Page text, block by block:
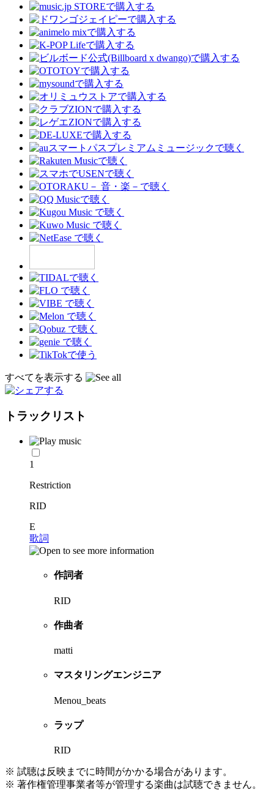
すべてを表示する
トラックリスト
1
Restriction
RID
E
歌詞
作詞者
RID
作曲者
matti
マスタリングエンジニア
Menou_beats
ラップ
RID
※ 試聴は反映までに時間がかかる場合があります。
※ 著作権管理事業者等が管理する楽曲は試聴できません。